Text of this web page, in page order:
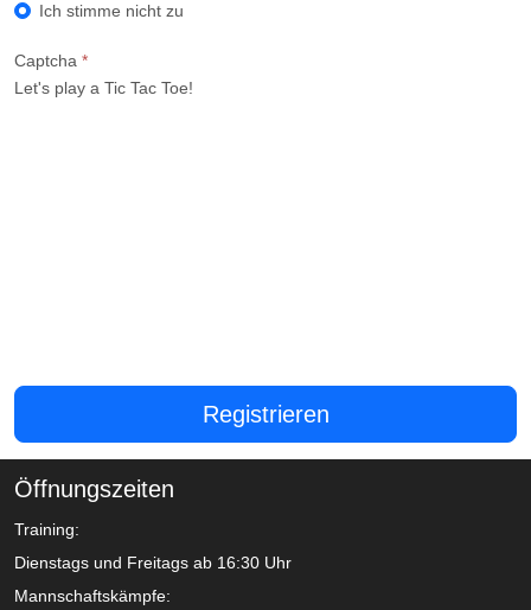
Ich stimme nicht zu
Captcha *
Let's play a Tic Tac Toe!
Registrieren
Öffnungszeiten
Training:
Dienstags und Freitags ab 16:30 Uhr
Mannschaftskämpfe: